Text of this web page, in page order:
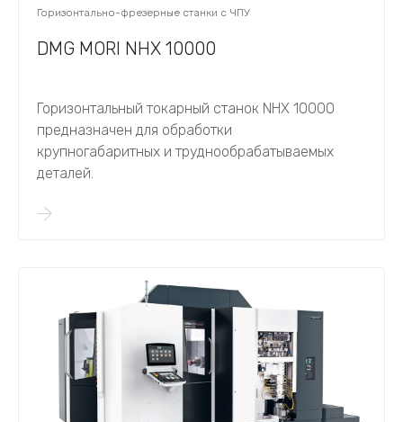
Горизонтально-фрезерные станки с ЧПУ
DMG MORI NHX 10000
Горизонтальный токарный станок NHX 10000
предназначен для обработки
крупногабаритных и труднообрабатываемых
деталей.